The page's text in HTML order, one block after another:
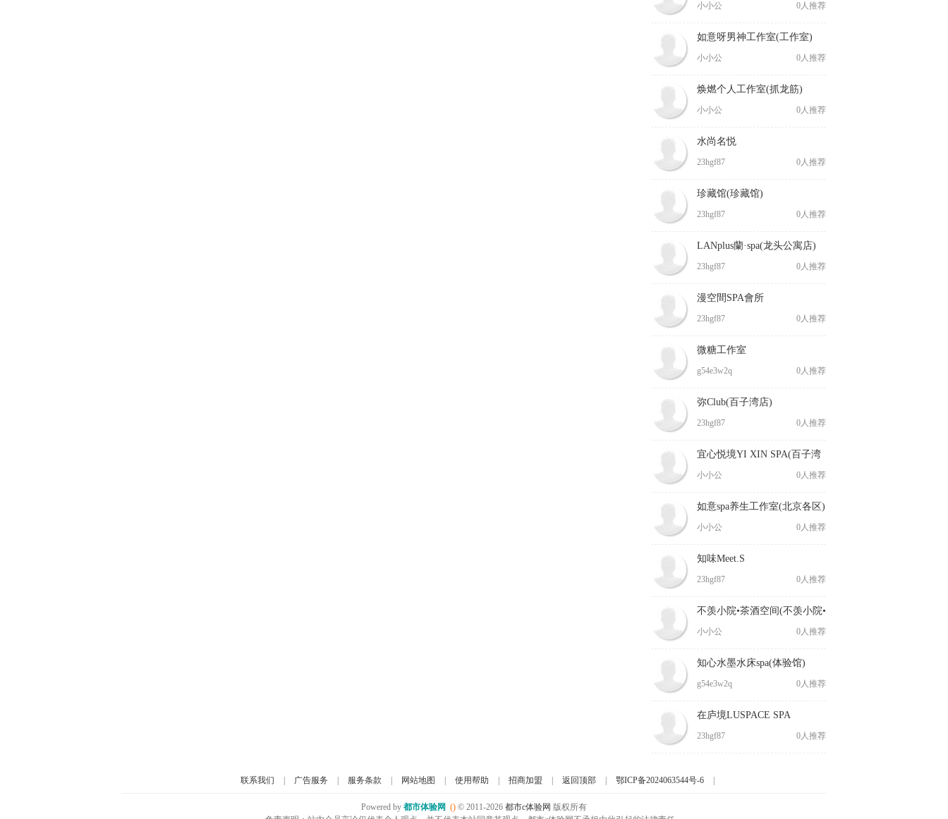
0人推荐
小小公
如意呀男神工作室(工作室)
0人推荐
小小公
焕燃个人工作室(抓龙筋)
0人推荐
小小公
水尚名悦
0人推荐
23hgf87
珍藏馆(珍藏馆)
0人推荐
23hgf87
LANplus蘭·spa(龙头公寓店)
0人推荐
23hgf87
漫空間SPA會所
0人推荐
23hgf87
微糖工作室
0人推荐
g54e3w2q
弥Club(百子湾店)
0人推荐
23hgf87
宜心悦境YI XIN SPA(百子湾
店)(宜心悦境)
0人推荐
小小公
如意spa养生工作室(北京各区)
0人推荐
小小公
知味Meet.S
0人推荐
23hgf87
不羡小院•茶酒空间(不羡小院•
茶酒空间)
0人推荐
小小公
知心水墨水床spa(体验馆)
0人推荐
g54e3w2q
在庐境LUSPACE SPA
0人推荐
23hgf87
联系我们 广告服务 服务条款 网站地图 使用帮助 招商加盟 返回顶部 鄂ICP备2024063544号-6
Powered by 都市体验网 () © 2011-2026 都市c体验网 版权所有